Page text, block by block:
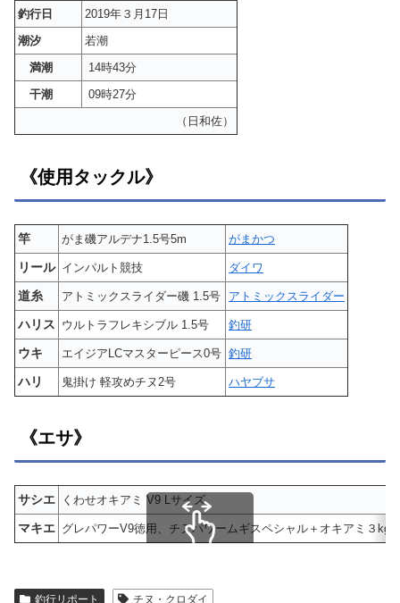
釣行日
2019年３月17日
潮汐
若潮
満潮
14時43分
干潮
09時27分
（日和佐）
《使用タックル》
竿 がま磯アルデナ1.5号5m がまかつ
リール インパルト競技 ダイワ
道糸 アトミックスライダー磯 1.5号 アトミックスライダー
ハリス ウルトラフレキシブル 1.5号 釣研
ウキ エイジアLCマスターピース0号 釣研
ハリ 鬼掛け 軽攻めチヌ2号 ハヤブサ
《エサ》
サシエ くわせオキアミ V9 Lサイズ
マキエ グレパワーV9徳用、チヌパワームギスペシャル＋オキアミ３kg×
釣行リポート チヌ・クロダイ